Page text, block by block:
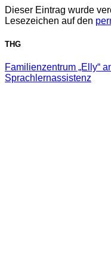
Dieser Eintrag wurde
Lesezeichen auf den
THG
Familienzentrum „Elly“
Sprachlernassistenz